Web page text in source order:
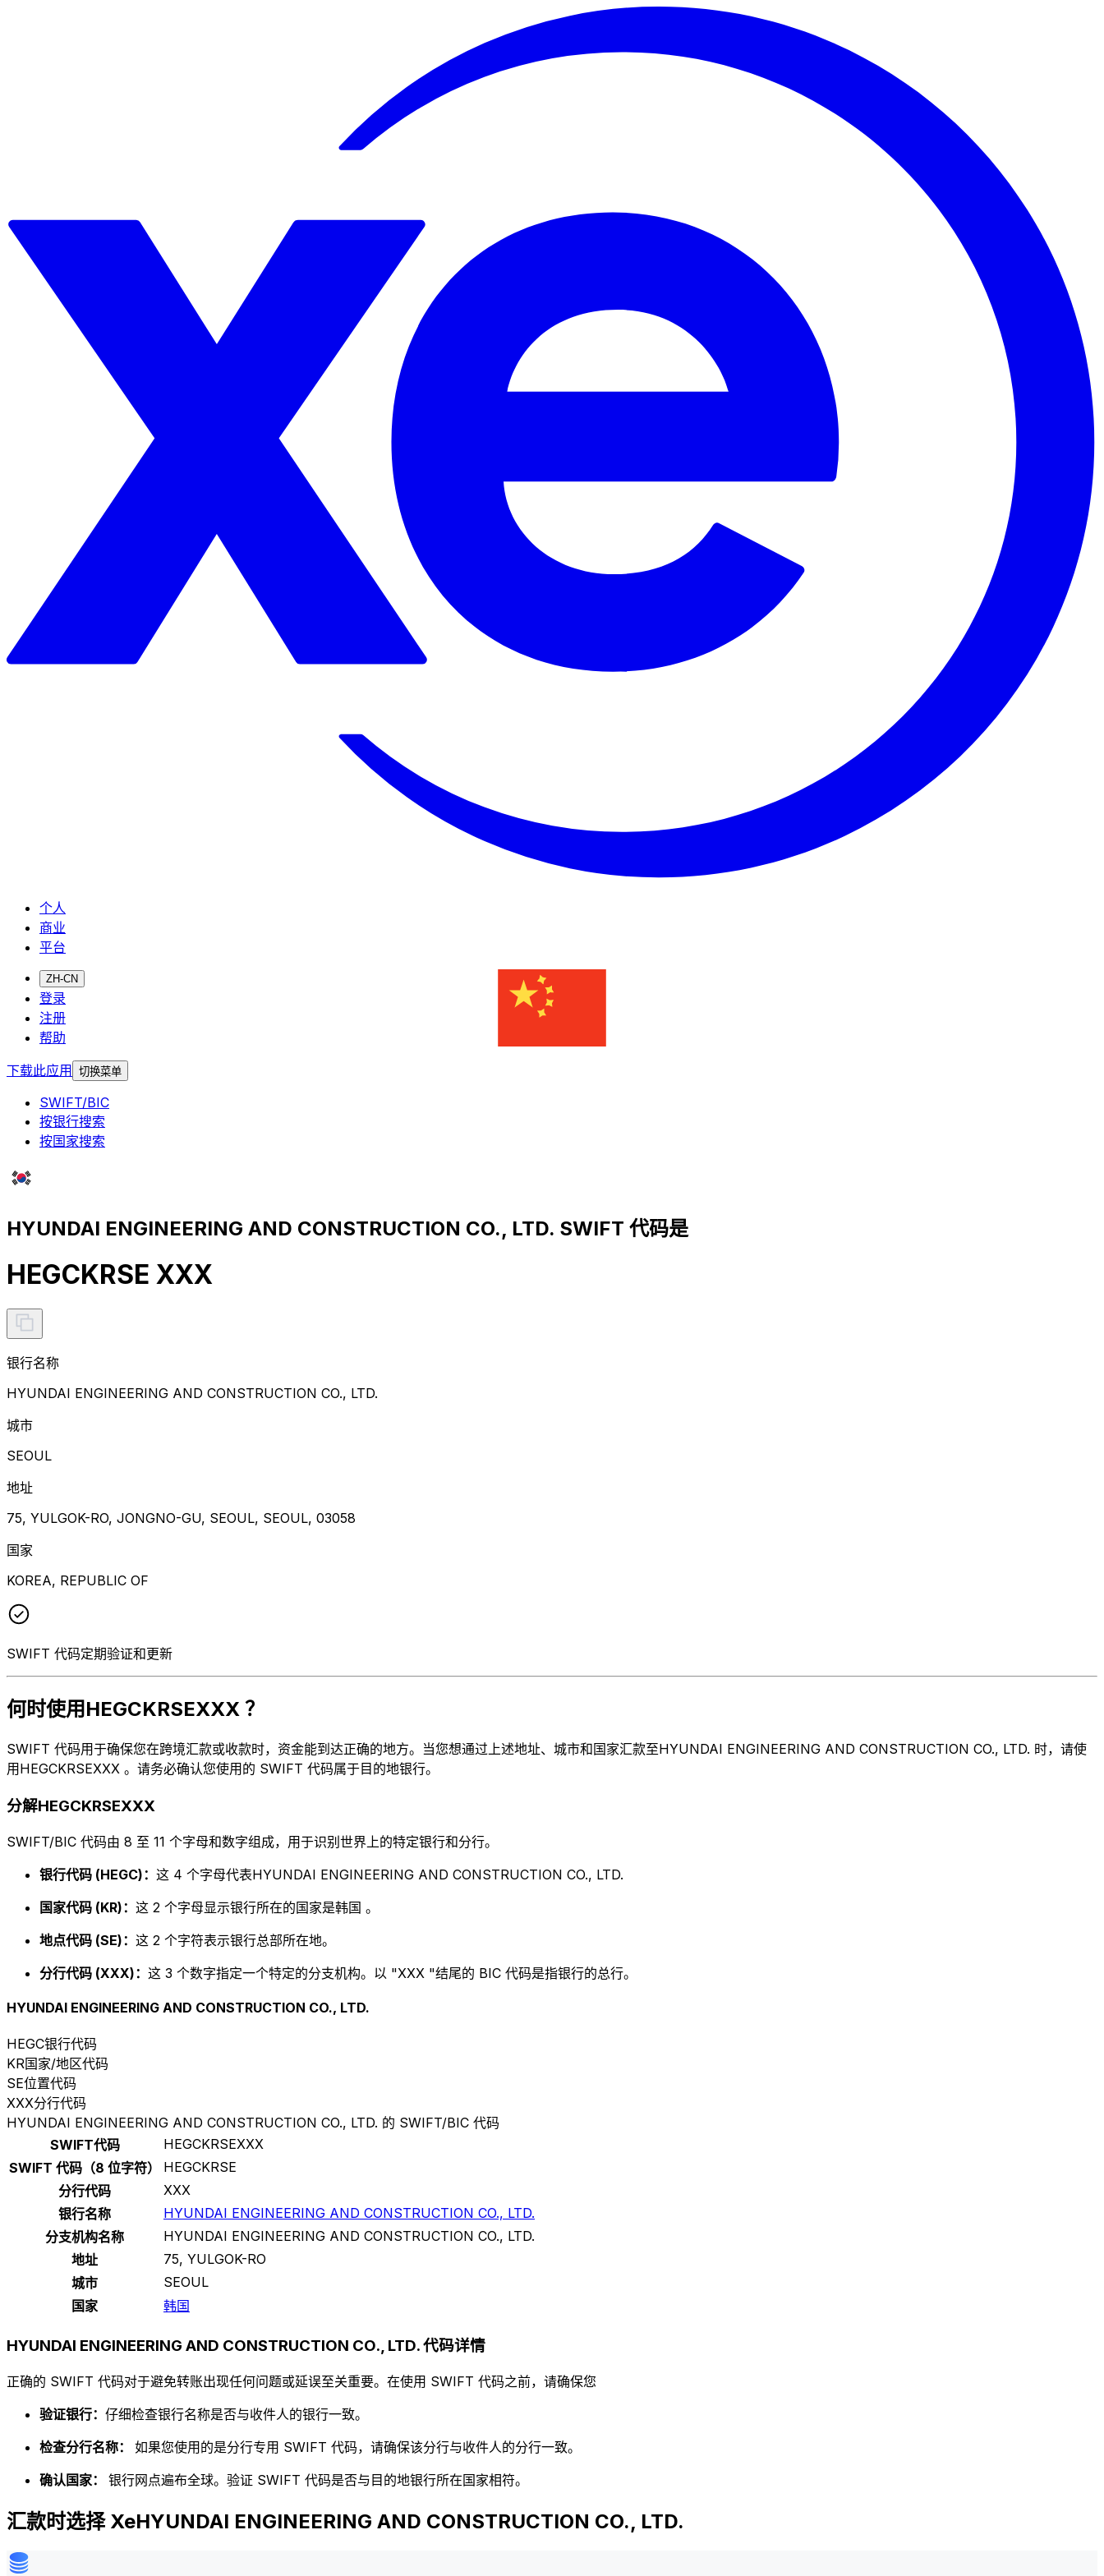
个人
商业
平台
ZH-CN
登录
注册
帮助
下载此应用 切换菜单
SWIFT/BIC
按银行搜索
按国家搜索
HYUNDAI ENGINEERING AND CONSTRUCTION CO., LTD. SWIFT 代码是
HEGCKRSE XXX
银行名称
HYUNDAI ENGINEERING AND CONSTRUCTION CO., LTD.
城市
SEOUL
地址
75, YULGOK-RO, JONGNO-GU, SEOUL, SEOUL, 03058
国家
KOREA, REPUBLIC OF
SWIFT 代码定期验证和更新
何时使用HEGCKRSEXXX ？
SWIFT 代码用于确保您在跨境汇款或收款时，资金能到达正确的地方。当您想通过上述地址、城市和国家汇款至HYUNDAI ENGINEERING AND CONSTRUCTION CO., LTD. 时，请使
用HEGCKRSEXXX 。请务必确认您使用的 SWIFT 代码属于目的地银行。
分解HEGCKRSEXXX
SWIFT/BIC 代码由 8 至 11 个字母和数字组成，用于识别世界上的特定银行和分行。
银行代码 (HEGC)： 这 4 个字母代表HYUNDAI ENGINEERING AND CONSTRUCTION CO., LTD.
国家代码 (KR)： 这 2 个字母显示银行所在的国家是韩国 。
地点代码 (SE)： 这 2 个字符表示银行总部所在地。
分行代码 (XXX)： 这 3 个数字指定一个特定的分支机构。以 "XXX "结尾的 BIC 代码是指银行的总行。
HYUNDAI ENGINEERING AND CONSTRUCTION CO., LTD.
HEGC银行代码
KR国家/地区代码
SE位置代码
XXX分行代码
HYUNDAI ENGINEERING AND CONSTRUCTION CO., LTD. 的 SWIFT/BIC 代码
SWIFT代码
HEGCKRSEXXX
SWIFT 代码（8 位字符）
HEGCKRSE
分行代码
XXX
银行名称
HYUNDAI ENGINEERING AND CONSTRUCTION CO., LTD.
分支机构名称
HYUNDAI ENGINEERING AND CONSTRUCTION CO., LTD.
地址
75, YULGOK-RO
城市
SEOUL
国家
韩国
HYUNDAI ENGINEERING AND CONSTRUCTION CO., LTD. 代码详情
正确的 SWIFT 代码对于避免转账出现任何问题或延误至关重要。在使用 SWIFT 代码之前，请确保您
验证银行： 仔细检查银行名称是否与收件人的银行一致。
检查分行名称： 如果您使用的是分行专用 SWIFT 代码，请确保该分行与收件人的分行一致。
确认国家： 银行网点遍布全球。验证 SWIFT 代码是否与目的地银行所在国家相符。
汇款时选择 XeHYUNDAI ENGINEERING AND CONSTRUCTION CO., LTD.